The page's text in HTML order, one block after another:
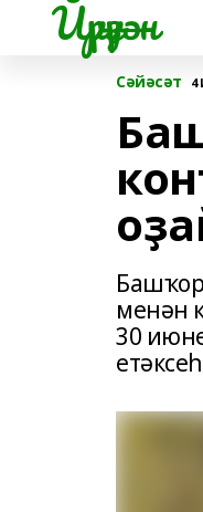
Йүрүҙән
Сәйәсәт 4
менән
30